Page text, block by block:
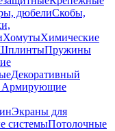
дюбелиСкобы,
ХомутыХимические
Пружины
Декоративный
Армирующие
Экраны для
системыПотолочные